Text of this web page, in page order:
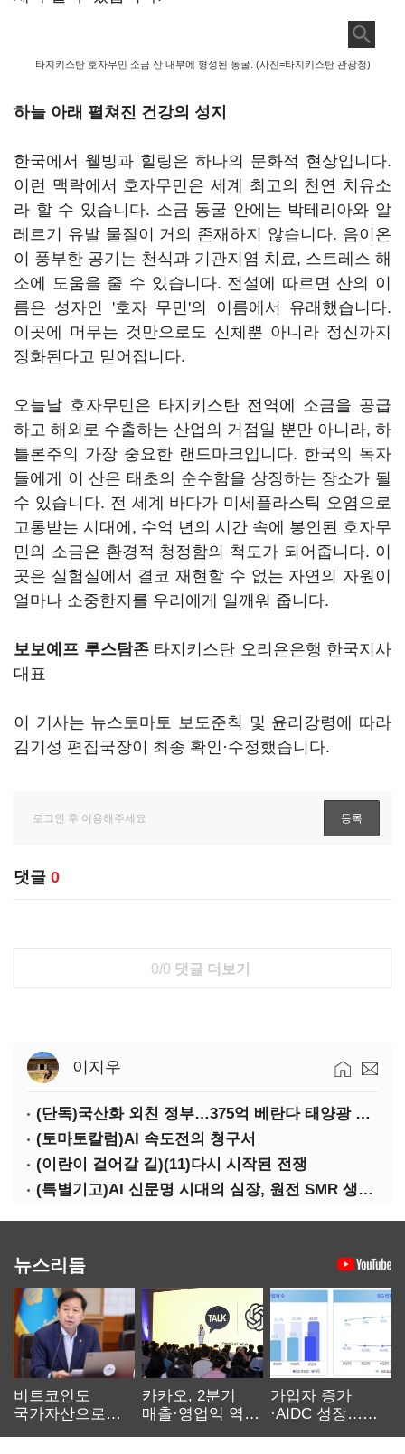
타지키스탄 호자무민 소금 산 내부에 형성된 동굴. (사진=타지키스탄 관광청)
하늘 아래 펼쳐진 건강의 성지
한국에서 웰빙과 힐링은 하나의 문화적 현상입니다.
이런 맥락에서 호자무민은 세계 최고의 천연 치유소
라 할 수 있습니다. 소금 동굴 안에는 박테리아와 알
레르기 유발 물질이 거의 존재하지 않습니다. 음이온
이 풍부한 공기는 천식과 기관지염 치료, 스트레스 해
소에 도움을 줄 수 있습니다. 전설에 따르면 산의 이
름은 성자인 '호자 무민'의 이름에서 유래했습니다.
이곳에 머무는 것만으로도 신체뿐 아니라 정신까지
정화된다고 믿어집니다.
오늘날 호자무민은 타지키스탄 전역에 소금을 공급
하고 해외로 수출하는 산업의 거점일 뿐만 아니라, 하
틀론주의 가장 중요한 랜드마크입니다. 한국의 독자
들에게 이 산은 태초의 순수함을 상징하는 장소가 될
수 있습니다. 전 세계 바다가 미세플라스틱 오염으로
고통받는 시대에, 수억 년의 시간 속에 봉인된 호자무
민의 소금은 환경적 청정함의 척도가 되어줍니다. 이
곳은 실험실에서 결코 재현할 수 없는 자연의 자원이
얼마나 소중한지를 우리에게 일깨워 줍니다.
보보예프 루스탐존타지키스탄 오리욘은행 한국지사
대표
이 기사는 뉴스토마토 보도준칙 및 윤리강령에 따라
김기성 편집국장이 최종 확인·수정했습니다.
댓글 0
0/0 댓글 더보기
이지우
(단독)국산화 외친 정부…375억 베란다 태양광 사업엔 중국산만 남았다
(토마토칼럼)AI 속도전의 청구서
(이란이 걸어갈 길)(11)다시 시작된 전쟁
(특별기고)AI 신문명 시대의 심장, 원전 SMR 생태계 복원의 마지막 골든타임을 붙잡아라
뉴스리듬
비트코인도
국가자산으로…'
카카오, 2분기
매출·영업익 역대
가입자 증가
·AIDC 성장…